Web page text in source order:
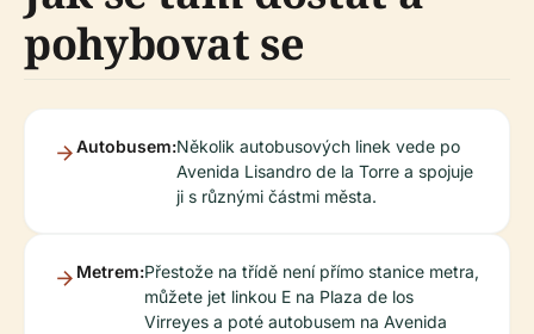
pohybovat se
Autobusem:Několik autobusových linek vede po
Avenida Lisandro de la Torre a spojuje
ji s různými částmi města.
Metrem:Přestože na třídě není přímo stanice metra,
můžete jet linkou E na Plaza de los
Virreyes a poté autobusem na Avenida